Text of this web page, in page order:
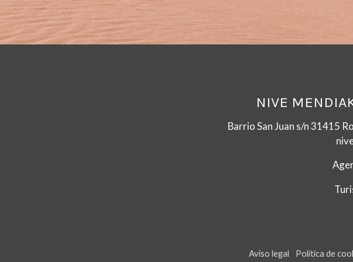
NIVE
Barrio San Juan s/n 31415
Aviso legal Política de